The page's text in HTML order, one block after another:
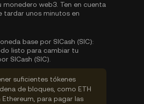
monedero web3. Ten en cuenta
tardar unos minutos en
base por SICash (SIC):
listo para cambiar tu
SICash (SIC).
suficientes tókenes
de bloques, como ETH
Ethereum, para pagar las